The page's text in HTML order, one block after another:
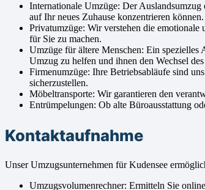
Internationale Umzüge: Der
auf Ihr neues Zuhause konzentrieren können.
Privatumzüge: Wir verstehen die emotionale
für Sie zu machen.
Umzüge für ältere Menschen: Ein spezielles
Umzug zu helfen und ihnen den Wechsel
Firmenumzüge: Ihre Betriebsabläufe sind
sicherzustellen.
Möbeltransporte: Wir garantieren den
Entrümpelungen: Ob alte Büroausstattung
Kontaktaufnahme
Unser Umzugsunternehmen für Kudensee
Umzugsvolumenrechner: Ermitteln Sie